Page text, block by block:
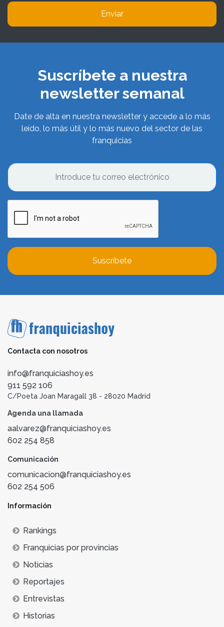
Enviar
Suscríbete a nuestra
newsletter semanal
Date de alta en nuestra newsletter y accede a lo más
leído, lo más útil y lo más nuevo del sector de las
franquicias
Suscríbete
Contacta con nosotros
info@franquiciashoy.es
911 592 106
C/Poeta Joan Maragall 38 - 28020 Madrid
Agenda una llamada
aalvarez@franquiciashoy.es
602 254 858
Comunicación
comunicacion@franquiciashoy.es
602 254 506
Información
Rankings
Franquicias por provincias
Noticias
Reportajes
Entrevistas
Historias